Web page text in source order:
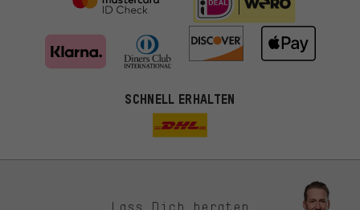
SCHNELL ERHALTEN
Lass Dich beraten